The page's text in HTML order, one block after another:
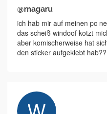
@magaru
ich hab mir auf meinen pc
das scheiß windoof kotzt
aber komischerweise hat
den sticker aufgeklebt hab??